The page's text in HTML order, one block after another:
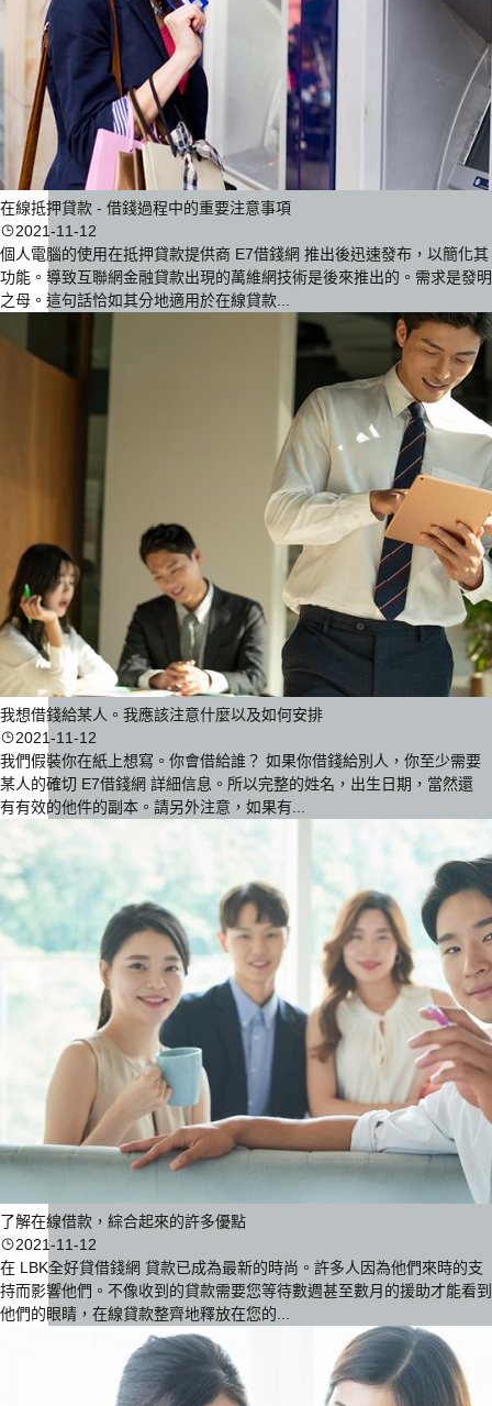
在線抵押貸款 - 借錢過程中的重要注意事項
2021-11-12
個人電腦的使用在抵押貸款提供商 E7借錢網 推出後迅速發布，以簡化其
功能。導致互聯網金融貸款出現的萬維網技術是後來推出的。需求是發明
之母。這句話恰如其分地適用於在線貸款...
我想借錢給某人。我應該注意什麼以及如何安排
2021-11-12
我們假裝你在紙上想寫。你會借給誰？ 如果你借錢給別人，你至少需要
某人的確切 E7借錢網 詳細信息。所以完整的姓名，出生日期，當然還
有有效的他件的副本。請另外注意，如果有...
了解在線借款，綜合起來的許多優點
2021-11-12
在 LBK全好貸借錢網 貸款已成為最新的時尚。許多人因為他們來時的支
持而影響他們。不像收到的貸款需要您等待數週甚至數月的援助才能看到
他們的眼睛，在線貸款整齊地釋放在您的...